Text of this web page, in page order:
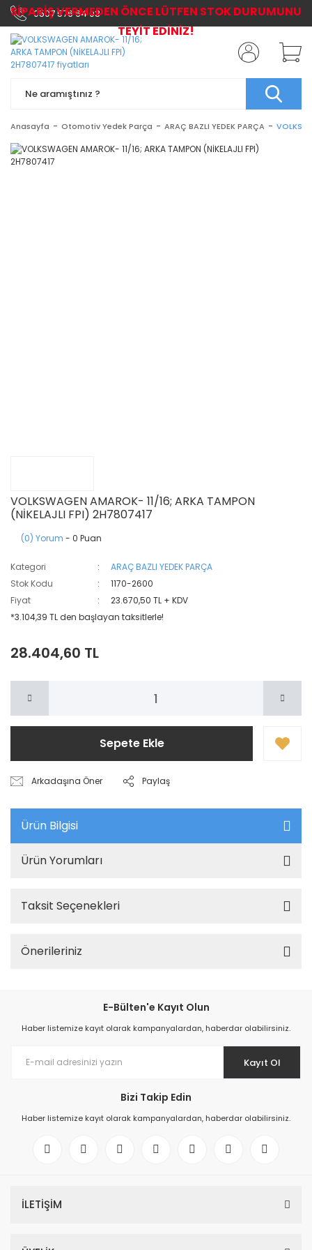
0507 576 64 03
Anasayfa Otomotiv Yedek Parça ARAÇ BAZLI YEDEK PARÇA
VOLKSWAGEN AMAROK- 11/16; ARKA TAMPON
(NİKELAJLI FPI) 2H7807417
(0) Yorum - 0 Puan
Kategori
ARAÇ BAZLI YEDEK PARÇA
Stok Kodu
1170-2600
Fiyat
23.670,50 TL + KDV
*3.104,39 TL den başlayan taksitlerle!
28.404,60 TL
Sepete Ekle
Arkadaşına Öner Paylaş
Ürün Bilgisi
Ürün Yorumları
Taksit Seçenekleri
Önerileriniz
E-Bülten'e Kayıt Olun
Haber listemize kayıt olarak kampanyalardan, haberdar olabilirsiniz.
Kayıt Ol
Bizi Takip Edin
Haber listemize kayıt olarak kampanyalardan, haberdar olabilirsiniz.
İLETİŞİM
SİPARİŞ VERMEDEN ÖNCE LÜTFEN STOK DURUMUNU
TEYİT EDİNİZ!